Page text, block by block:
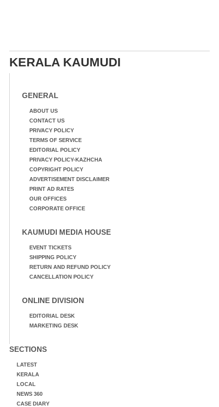
KERALA KAUMUDI
GENERAL
ABOUT US
CONTACT US
PRIVACY POLICY
TERMS OF SERVICE
EDITORIAL POLICY
PRIVACY POLICY-KAZHCHA
COPYRIGHT POLICY
ADVERTISEMENT DISCLAIMER
PRINT AD RATES
OUR OFFICES
CORPORATE OFFICE
KAUMUDI MEDIA HOUSE
EVENT TICKETS
SHIPPING POLICY
RETURN AND REFUND POLICY
CANCELLATION POLICY
ONLINE DIVISION
EDITORIAL DESK
MARKETING DESK
SECTIONS
LATEST
KERALA
LOCAL
NEWS 360
CASE DIARY